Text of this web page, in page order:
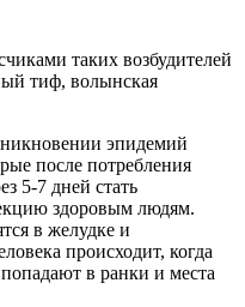
таких возбудителей
тиф, волынская
эпидемий
после потребления
5-7 дней стать
здоровым людям.
в желудке и
происходит, когда
в ранки и места